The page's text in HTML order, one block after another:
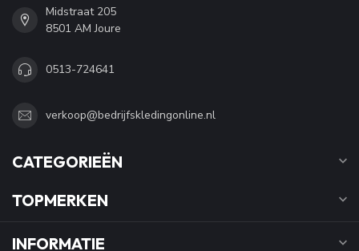
Midstraat 205
8501 AM Joure
0513-724641
verkoop@bedrijfskledingonline.nl
CATEGORIEËN
TOPMERKEN
INFORMATIE